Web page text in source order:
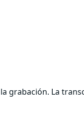
grabación. La